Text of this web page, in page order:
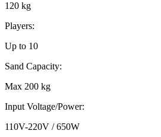
120 kg
Players:
Up to 10
Sand Capacity:
Max 200 kg
Input Voltage/Power:
110V-220V / 650W